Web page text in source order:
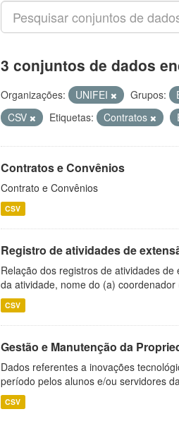
3 conjuntos de dados
Organizações: UNIFEI Grupos:
CSV
Etiquetas: Contratos
Contratos e Convênios
Contrato e Convênios
CSV
Registro de atividades de
Relação dos registros de atividades
da atividade, nome do (a) coordenador
CSV
Gestão e Manutenção da
Dados referentes a inovações
período pelos alunos e/ou servidores
CSV